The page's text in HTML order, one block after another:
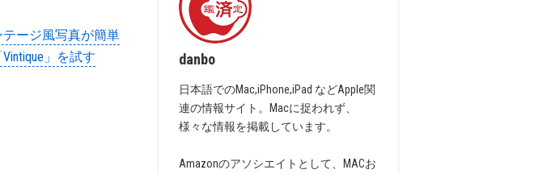
テージ風写真が簡単
」を試す
danbo
日本語でのMac,iPhone,iPad などApple関
連の情報サイト。Macに捉われず、
様々な情報を掲載しています。
Amazonのアソシエイトとして、MACお